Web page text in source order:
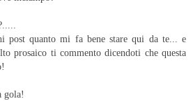
post quanto mi fa bene stare qui da te... e
prosaico ti commento dicendoti che questa
gola!